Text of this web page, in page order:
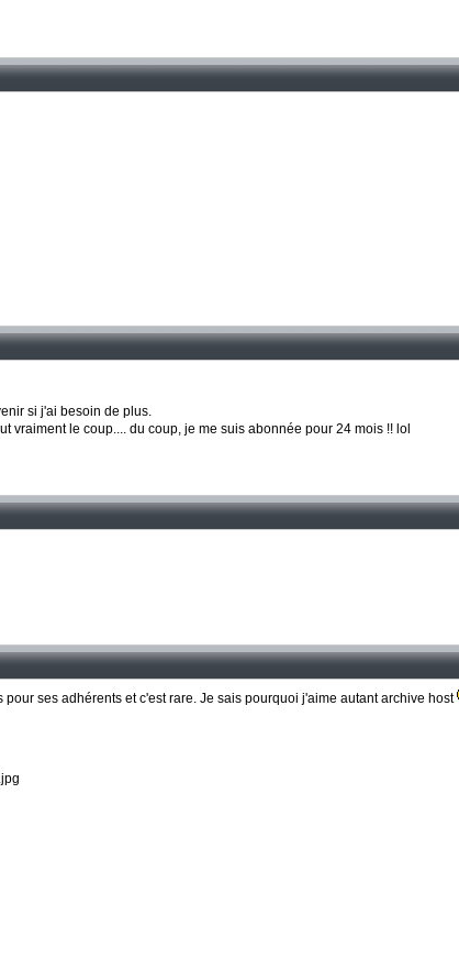
si j'ai besoin de plus.
vraiment le coup.... du coup, je me suis abonnée pour 24 mois !! lol
ses adhérents et c'est rare. Je sais pourquoi j'aime autant archive host